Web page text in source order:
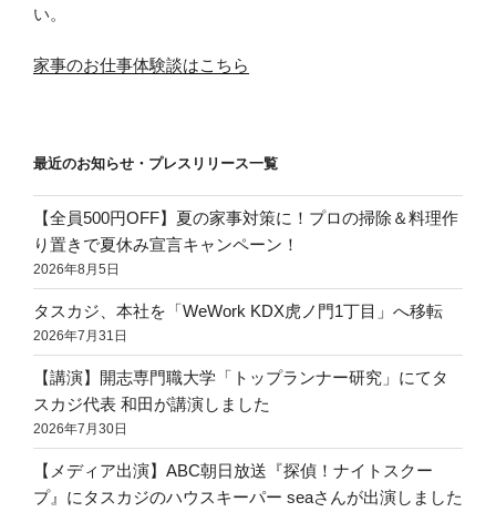
い。
家事のお仕事体験談はこちら
最近のお知らせ・プレスリリース一覧
【全員500円OFF】夏の家事対策に！プロの掃除＆料理作
り置きで夏休み宣言キャンペーン！
2026年8月5日
タスカジ、本社を「WeWork KDX虎ノ門1丁目」へ移転
2026年7月31日
【講演】開志専門職大学「トップランナー研究」にてタ
スカジ代表 和田が講演しました
2026年7月30日
【メディア出演】ABC朝日放送『探偵！ナイトスクー
プ』にタスカジのハウスキーパー seaさんが出演しました